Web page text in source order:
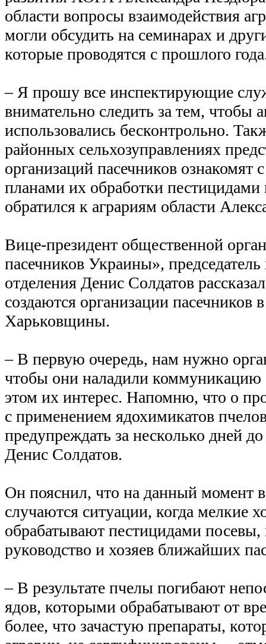
области вопросы взаимодействия
могли обсудить на семинарах и
которые проводятся с прошлого
– Я прошу все инспектирующие
внимательно следить за тем, чтобы
использовались бесконтрольно.
районных сельхозуправлениях
организаций пасечников ознакомят
планами их обработки пестицидами
обратился к аграриям области
Вице-президент общественной
пасечников Украины», председатель
отделения Денис Солдатов
создаются организации пасечников
Харьковщины.
– В первую очередь, нам нужно
чтобы они наладили коммуникацию
этом их интерес. Напомню, что о
с применением ядохимикатов
предупреждать за несколько дней
Денис Солдатов.
Он пояснил, что на данный момент
случаются ситуации, когда мелкие
обрабатывают пестицидами посевы,
руководство и хозяев ближайших
– В результате пчелы погибают
ядов, которыми обрабатывают от
более, что зачастую препараты,